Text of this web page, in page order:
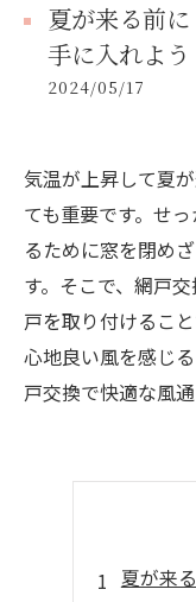
夏が来る前
手に入れよう
2024/05/17
気温が上昇して夏
ても重要です。せ
るために窓を閉め
す。そこで、網戸
戸を取り付けるこ
心地良い風を感じ
戸交換で快適な風
夏が来